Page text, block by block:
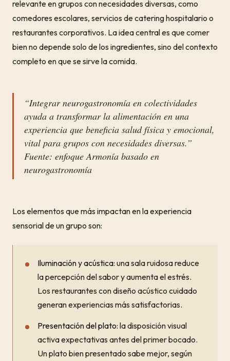
relevante en grupos con necesidades diversas, como
comedores escolares, servicios de catering hospitalario o
restaurantes corporativos. La idea central es que comer
bien no depende solo de los ingredientes, sino del contexto
completo en que se sirve la comida.
“Integrar neurogastronomía en colectividades
ayuda a transformar la alimentación en una
experiencia que beneficia salud física y emocional,
vital para grupos con necesidades diversas.”
Fuente: enfoque Armonía basado en
neurogastronomía
Los elementos que más impactan en la experiencia
sensorial de un grupo son:
Iluminación y acústica: una sala ruidosa reduce
la percepción del sabor y aumenta el estrés.
Los restaurantes con diseño acústico cuidado
generan experiencias más satisfactorias.
Presentación del plato: la disposición visual
activa expectativas antes del primer bocado.
Un plato bien presentado sabe mejor, según